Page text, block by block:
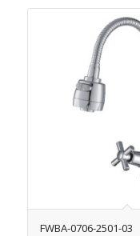
FWBA-0706-2501-03